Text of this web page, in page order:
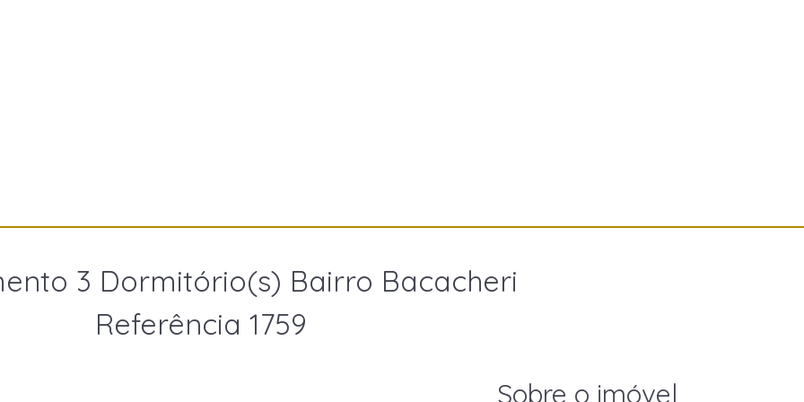
3 Dormitório(s) Bairro Bacacheri
Referência 1759
Sobre o imóvel